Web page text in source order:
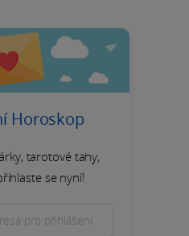
Horoskop
tarotové tahy,
se nyní!